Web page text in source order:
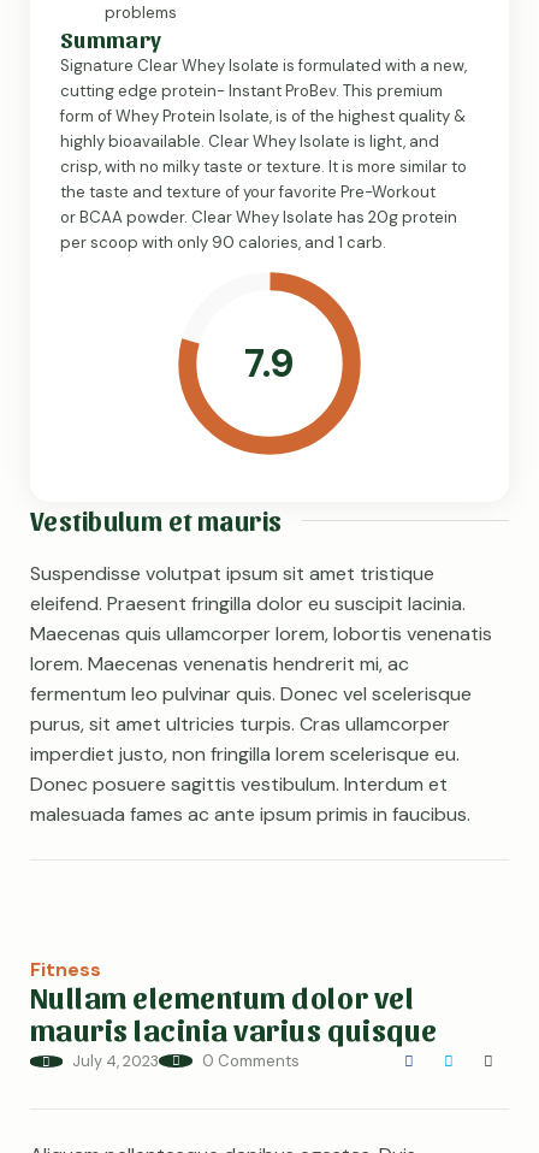
problems
Summary
Signature Clear Whey Isolate is formulated with a new,
cutting edge protein- Instant ProBev. This premium
form of Whey Protein Isolate, is of the highest quality &
highly bioavailable. Clear Whey Isolate is light, and
crisp, with no milky taste or texture. It is more similar to
the taste and texture of your favorite Pre-Workout
or BCAA powder. Clear Whey Isolate has 20g protein
per scoop with only 90 calories, and 1 carb.
7.9
Vestibulum et mauris
Suspendisse volutpat ipsum sit amet tristique
eleifend. Praesent fringilla dolor eu suscipit lacinia.
Maecenas quis ullamcorper lorem, lobortis venenatis
lorem. Maecenas venenatis hendrerit mi, ac
fermentum leo pulvinar quis. Donec vel scelerisque
purus, sit amet ultricies turpis. Cras ullamcorper
imperdiet justo, non fringilla lorem scelerisque eu.
Donec posuere sagittis vestibulum. Interdum et
malesuada fames ac ante ipsum primis in faucibus.
Fitness
Nullam elementum dolor vel
mauris lacinia varius quisque
July 4, 2023 0 Comments
It looks like you're
using an ad-blocker!
Username or Email Address